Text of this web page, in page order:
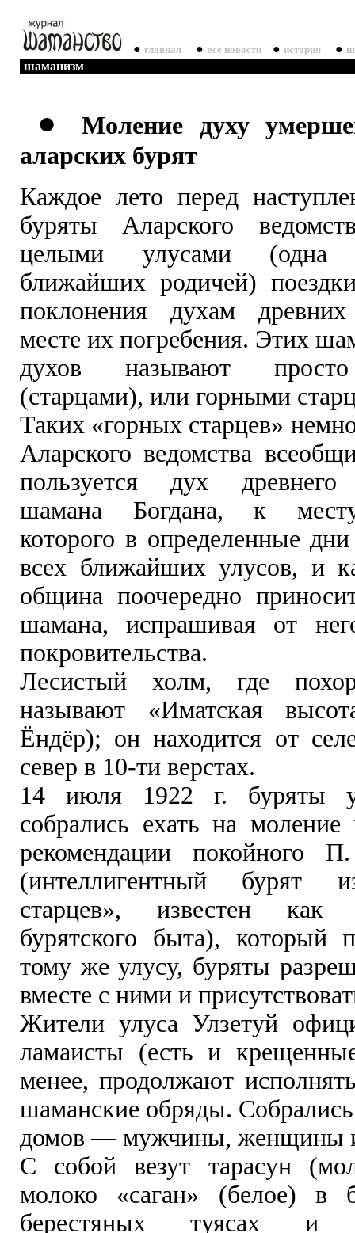
● главная ● все новости ● история ●
шаманизм
●
Моление духу
аларских бурят
Каждое лето перед
буряты Аларского
целыми улусами (одна
ближайших родичей)
поклонения духам
месте их погребения. Этих
духов называют просто
(старцами), или горными
Таких «горных старцев»
Аларского ведомства
пользуется дух древнего
шамана Богдана, к
которого в определенные
всех ближайших улусов, и
община поочередно
шамана, испрашивая от
покровительства.
Лесистый холм, где
называют «Иматская
Ёндёр); он находится от
север в 10-ти верстах.
14 июля 1922 г. буряты
собрались ехать на
рекомендации покойного
(интеллигентный бурят
старцев», известен как
бурятского быта), который
тому же улусу, буряты
вместе с ними и
Жители улуса Улзетуй
ламаисты (есть и
менее, продолжают
шаманские обряды. Собрались
домов — мужчины, женщины
С собой везут тарасун
молоко «саган» (белое) в
берестяных туясах и